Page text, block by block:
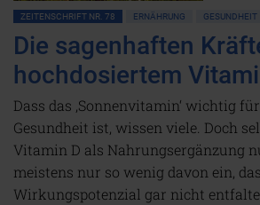
ZEITENSCHRIFT NR. 78 ERNÄHRUNG GESUNDHEIT
Die sagenhaften
hochdosiertem
Dass das ‚Sonnenvitamin‘ wichtig
Gesundheit ist, wissen viele. Doch
Vitamin D als Nahrungsergänzung
meistens nur so wenig davon ein,
Wirkungspotenzial gar nicht